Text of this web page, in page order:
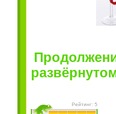
Рейтинг: 5